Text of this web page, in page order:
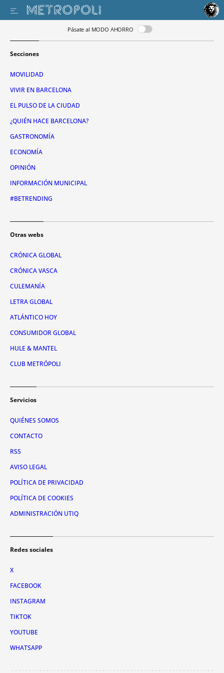
Pásate al MODO AHORRO
Secciones
MOVILIDAD
VIVIR EN BARCELONA
EL PULSO DE LA CIUDAD
¿QUIÉN HACE BARCELONA?
GASTRONOMÍA
ECONOMÍA
OPINIÓN
INFORMACIÓN MUNICIPAL
#BETRENDING
Otras webs
CRÓNICA GLOBAL
CRÓNICA VASCA
CULEMANÍA
LETRA GLOBAL
ATLÁNTICO HOY
CONSUMIDOR GLOBAL
HULE & MANTEL
CLUB METRÓPOLI
Servicios
QUIÉNES SOMOS
CONTACTO
RSS
AVISO LEGAL
POLÍTICA DE PRIVACIDAD
POLÍTICA DE COOKIES
ADMINISTRACIÓN UTIQ
Redes sociales
X
FACEBOOK
INSTAGRAM
TIKTOK
YOUTUBE
WHATSAPP